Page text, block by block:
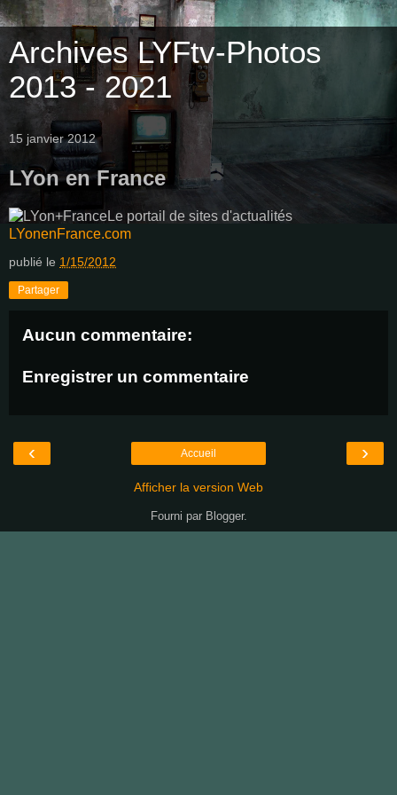
Archives LYFtv-Photos
2013 - 2021
15 janvier 2012
LYon en France
Le portail de sites d'actualités
LYonenFrance.com
publié le 1/15/2012
Partager
Aucun commentaire:
Enregistrer un commentaire
‹ ›
Accueil
Afficher la version Web
Fourni par Blogger.